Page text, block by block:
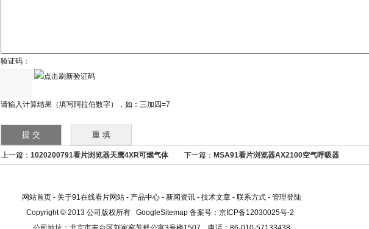
验证码：
请输入计算结果（填写阿拉伯数字），如：三加四=7
上一篇： 1020200791看片浏览器天鹰4XR可燃气体 下一篇： MSA91看片浏览器AX2100空气呼吸器
网站首页 - 关于91在线看片网站 - 产品中心 - 新闻资讯 - 技术文章 - 联系方式 - 管理登陆
Copyright © 2013 公司版权所有 GoogleSitemap备案号： 京ICP备12030025号-2